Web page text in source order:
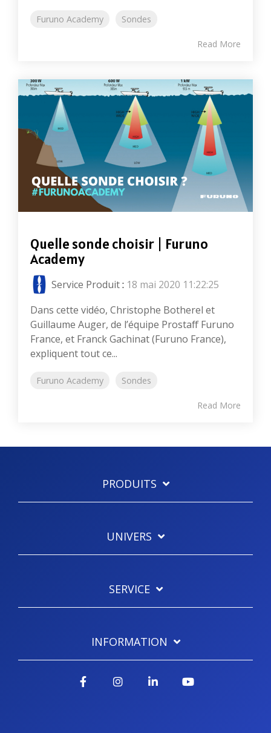
Furuno Academy Sondes
Read More
Quelle sonde choisir | Furuno
Academy
Service Produit: 18 mai 2020 11:22:25
Dans cette vidéo, Christophe Botherel et
Guillaume Auger, de l’équipe Prostaff Furuno
France, et Franck Gachinat (Furuno France),
expliquent tout ce...
Furuno Academy Sondes
Read More
PRODUITS
UNIVERS
SERVICE
INFORMATION
FacebookInstagram
LinkedIn